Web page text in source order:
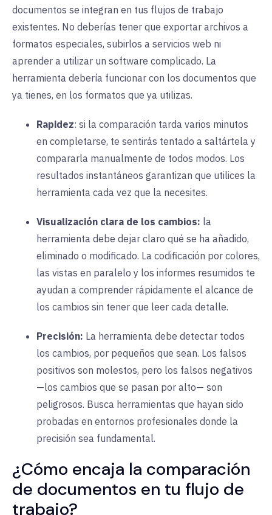
documentos se integran en tus flujos de trabajo
existentes. No deberías tener que exportar archivos a
formatos especiales, subirlos a servicios web ni
aprender a utilizar un software complicado. La
herramienta debería funcionar con los documentos que
ya tienes, en los formatos que ya utilizas.
Rapidez: si la comparación tarda varios minutos
en completarse, te sentirás tentado a saltártela y
compararla manualmente de todos modos. Los
resultados instantáneos garantizan que utilices la
herramienta cada vez que la necesites.
Visualización clara de los cambios: la
herramienta debe dejar claro qué se ha añadido,
eliminado o modificado. La codificación por colores,
las vistas en paralelo y los informes resumidos te
ayudan a comprender rápidamente el alcance de
los cambios sin tener que leer cada detalle.
Precisión: La herramienta debe detectar todos
los cambios, por pequeños que sean. Los falsos
positivos son molestos, pero los falsos negativos
—los cambios que se pasan por alto— son
peligrosos. Busca herramientas que hayan sido
probadas en entornos profesionales donde la
precisión sea fundamental.
¿Cómo encaja la comparación
de documentos en tu flujo de
trabajo?